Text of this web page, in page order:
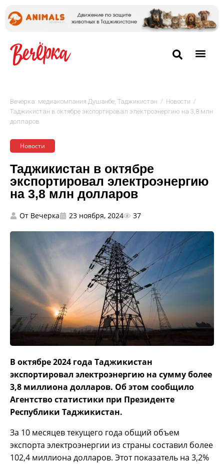
Вечёрка: медиакомпания Душанбе, Таджикистан / Новости /
Таджикистан в октябре экспортировал электроэнергию на 3,8 млн
долларов
Новости
Таджикистан в октябре
экспортировал электроэнергию
на 3,8 млн долларов
От Вечерка 23 ноября, 2024 37
В октябре 2024 года Таджикистан
экспортировал электроэнергию на сумму более
3,8 миллиона долларов. Об этом сообщило
Агентство статистики при Президенте
Республики Таджикистан.
За 10 месяцев текущего года общий объем
экспорта электроэнергии из страны составил более
102,4 миллиона долларов. Этот показатель на 3,2%